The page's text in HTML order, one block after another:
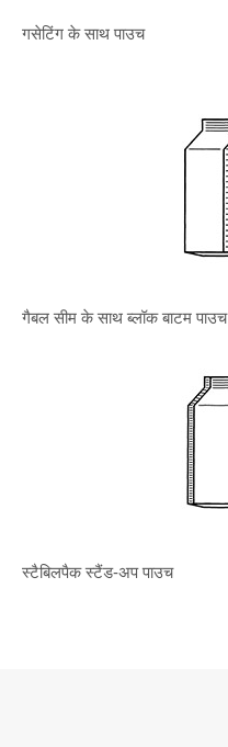
गसेटिंग के साथ पाउच
गैबल सीम के साथ ब्लॉक बाटम पाउच
स्टैबिलपैक स्टैंड-अप पाउच